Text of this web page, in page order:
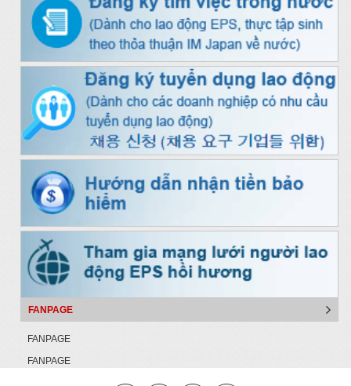
FANPAGE
FANPAGE
FANPAGE